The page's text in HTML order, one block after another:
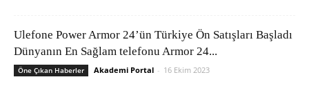
Ulefone Power Armor 24’ün Türkiye Ön Satışları Başladı
Dünyanın En Sağlam telefonu Armor 24...
Öne Çıkan Haberler Akademi Portal - 16 Ekim 2023